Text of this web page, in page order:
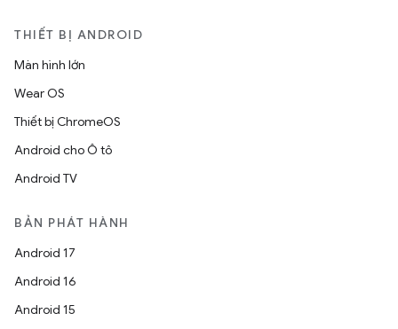
THIẾT BỊ ANDROID
Màn hình lớn
Wear OS
Thiết bị ChromeOS
Android cho Ô tô
Android TV
BẢN PHÁT HÀNH
Android 17
Android 16
Android 15